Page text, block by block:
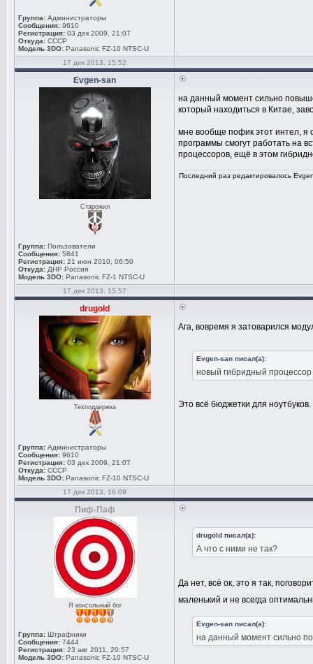
Группа: Администраторы
Сообщения: 9610
Регистрация: 03 дек 2009, 21:07
Откуда: СССР
Модель 3DO: Panasonic FZ-10 NTSC-U
17 дек 2013, 15:52
Evgen-san
Старожил
Группа: Пользователи
Сообщения: 5841
Регистрация: 21 июн 2010, 06:50
Откуда: ДНР Россия
Модель 3DO: Panasonic FZ-1 NTSC-U
на данный момент сильно
который находиться в Китае,
мне вообще пофик этот интел, я
программы смогут работать на
процессоров, ещё в этом
Последний раз редактировалось
17 дек 2013, 15:57
drugold
Техподдержка
Группа: Администраторы
Сообщения: 9610
Регистрация: 03 дек 2009, 21:07
Откуда: СССР
Модель 3DO: Panasonic FZ-10 NTSC-U
Ага, вовремя я затоварился
Evgen-san писал(а):
новый гибридный
Это всё бюджетки для
17 дек 2013, 16:09
Пиф-Паф
Я консольный бог
Группа: Штрафники
Сообщения: 7444
Регистрация: 23 авг 2011, 20:57
Модель 3DO: Panasonic FZ-10 NTSC-U
drugold писал(а):
А что с ними не так?
Да нет, всё ок, это я так,
маленький и не всегда
Evgen-san писал(а):
на данный момент сильно